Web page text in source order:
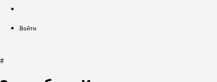
Войти
#